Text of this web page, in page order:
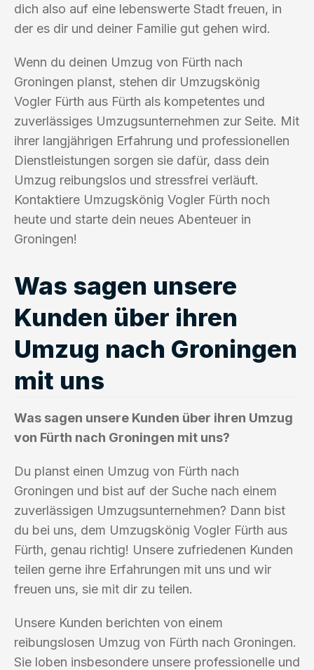
dich also auf eine lebenswerte Stadt freuen, in
der es dir und deiner Familie gut gehen wird.
Wenn du deinen Umzug von Fürth nach
Groningen planst, stehen dir Umzugskönig
Vogler Fürth aus Fürth als kompetentes und
zuverlässiges Umzugsunternehmen zur Seite. Mit
ihrer langjährigen Erfahrung und professionellen
Dienstleistungen sorgen sie dafür, dass dein
Umzug reibungslos und stressfrei verläuft.
Kontaktiere Umzugskönig Vogler Fürth noch
heute und starte dein neues Abenteuer in
Groningen!
Was sagen unsere
Kunden über ihren
Umzug nach Groningen
mit uns
Was sagen unsere Kunden über ihren Umzug
von Fürth nach Groningen mit uns?
Du planst einen Umzug von Fürth nach
Groningen und bist auf der Suche nach einem
zuverlässigen Umzugsunternehmen? Dann bist
du bei uns, dem Umzugskönig Vogler Fürth aus
Fürth, genau richtig! Unsere zufriedenen Kunden
teilen gerne ihre Erfahrungen mit uns und wir
freuen uns, sie mit dir zu teilen.
Unsere Kunden berichten von einem
reibungslosen Umzug von Fürth nach Groningen.
Sie loben insbesondere unsere professionelle und